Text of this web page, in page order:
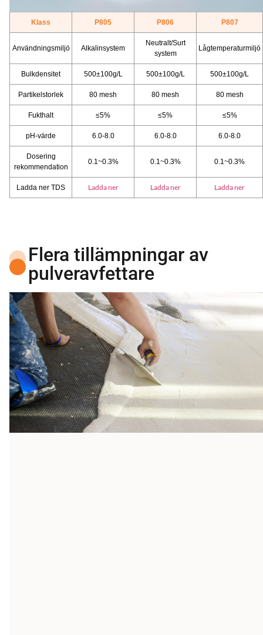
Klass P805 P806 P807
Användningsmiljö Alkalinsystem
Neutralt/Surt
system
Lågtemperaturmiljö
Bulkdensitet 500±100g/L 500±100g/L 500±100g/L
Partikelstorlek 80 mesh 80 mesh 80 mesh
Fukthalt ≤5% ≤5% ≤5%
pH-värde 6.0-8.0 6.0-8.0 6.0-8.0
Dosering
rekommendation
0.1~0.3% 0.1~0.3% 0.1~0.3%
Ladda ner TDS Ladda ner Ladda ner Ladda ner
Flera tillämpningar av
pulveravfettare